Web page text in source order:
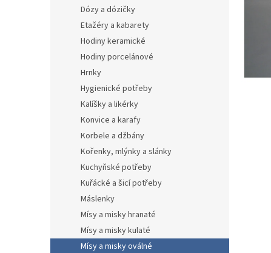
Dózy a dózičky
Etažéry a kabarety
Hodiny keramické
Hodiny porcelánové
Hrnky
Hygienické potřeby
Kalíšky a likérky
Konvice a karafy
Korbele a džbány
Kořenky, mlýnky a slánky
Kuchyňské potřeby
Kuřácké a šicí potřeby
Máslenky
Mísy a misky hranaté
Mísy a misky kulaté
Mísy a misky oválné